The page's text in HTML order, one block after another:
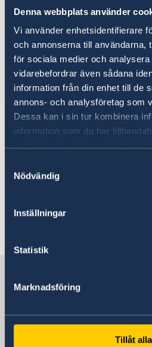
Denna webbplats använder
Vi använder enhetsidentifierare
och annonserna till användarna,
för sociala medier och
vidarebefordrar även sådana
information från din enhet till de
annons- och analysföretag som
Dessa kan i sin tur kombinera
information som du har
Nödvändig
Inställningar
Statistik
Marknadsföring
Tillåt alla
Procurement of Audit
Audit Services
If you want to visit Sweden or
area you may need a visa
Information about Schengen
Moving to someone in Sweden
Working in Sweden
Studying in Sweden
Processing of personal data
See below fees.
Type
Resident permit, adult
Resident permit,
children below 18 years
Work permit
Study permit, adult
D-visa
Sweden in Zambia